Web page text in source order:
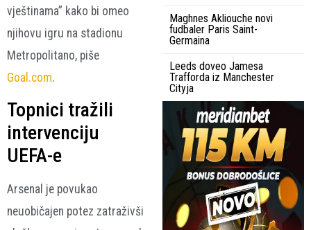
vještinama” kako bi omeo
njihovu igru na stadionu
Metropolitano, piše
Goal.com.
Topnici tražili
intervenciju
UEFA-e
Arsenal je povukao
neuobičajen potez zatraživši
Maghnes Akliouche novi
fudbaler Paris Saint-
Germaina
Leeds doveo Jamesa
Trafforda iz Manchester
Cityja